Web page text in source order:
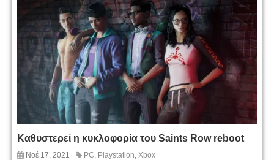
Καθυστερεί η κυκλοφορία του Saints Row reboot
Νοέ 17, 2021 PC Playstation Xbox